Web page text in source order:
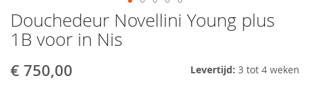
Douchedeur Novellini Young plus
1B voor in Nis
€ 750,00 Levertijd: 3 tot 4 weken
Skip
to
the
of